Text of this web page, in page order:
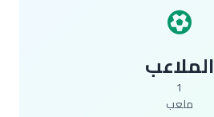
الملاعب
ملعب